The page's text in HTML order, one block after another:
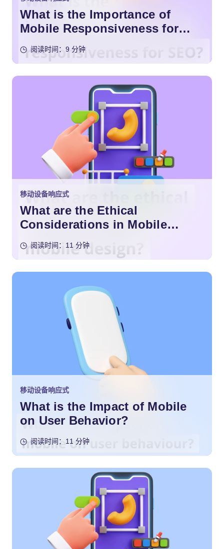
What is the Importance of
Mobile Responsiveness for
SEO?
阅读时间：9 分钟
移动设备响应式
What are the Ethical
Considerations in Mobile
Design?
阅读时间：11 分钟
移动设备响应式
What is the Impact of Mobile
on User Behavior?
阅读时间：11 分钟